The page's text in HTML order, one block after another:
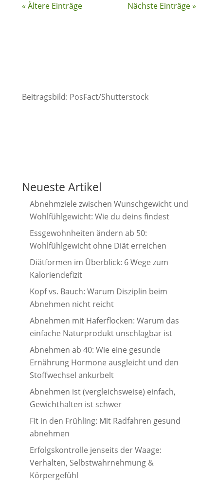
« Ältere Einträge Nächste Einträge »
Beitragsbild: PosFact/Shutterstock
Neueste Artikel
Abnehmziele zwischen Wunschgewicht und
Wohlfühlgewicht: Wie du deins findest
Essgewohnheiten ändern ab 50:
Wohlfühlgewicht ohne Diät erreichen
Diätformen im Überblick: 6 Wege zum
Kaloriendefizit
Kopf vs. Bauch: Warum Disziplin beim
Abnehmen nicht reicht
Abnehmen mit Haferflocken: Warum das
einfache Naturprodukt unschlagbar ist
Abnehmen ab 40: Wie eine gesunde
Ernährung Hormone ausgleicht und den
Stoffwechsel ankurbelt
Abnehmen ist (vergleichsweise) einfach,
Gewichthalten ist schwer
Fit in den Frühling: Mit Radfahren gesund
abnehmen
Erfolgskontrolle jenseits der Waage:
Verhalten, Selbstwahrnehmung &
Körpergefühl